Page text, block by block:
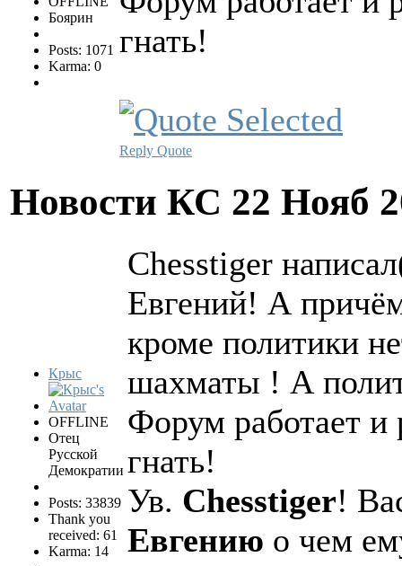
Боярин
Posts: 1071
Karma: 0
гнать!
Reply Quote
Новости КС 22 Нояб
Крыс
OFFLINE
Отец
Русской
Демократии
Posts: 33839
Thank you
received: 61
Karma: 14
Chesstiger
Евгений! А
кроме политики
шахматы ! А
Форум работает и
гнать!
Ув. Chesstiger!
Евгению о чем